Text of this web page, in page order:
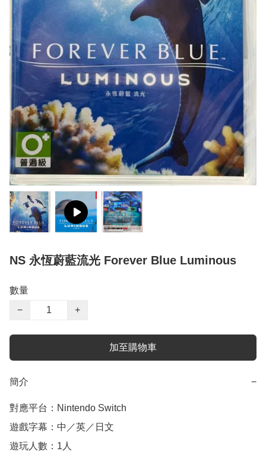
NS 永恆蔚藍流光 Forever Blue Luminous
數量
−
+
加至購物車
簡介 −
對應平台：Nintendo Switch
遊戲字幕：中／英／日文
遊玩人數：1人